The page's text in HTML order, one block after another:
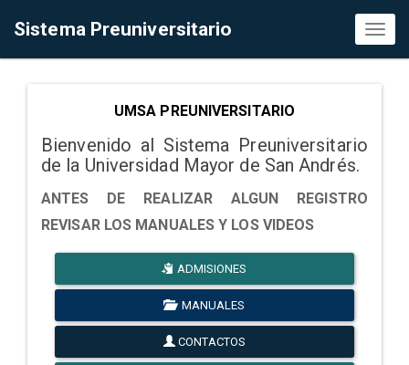
Sistema Preuniversitario
UMSA PREUNIVERSITARIO
Bienvenido al Sistema Preuniversitario
de la Universidad Mayor de San Andrés.
ANTES DE REALIZAR ALGUN REGISTRO
REVISAR LOS MANUALES Y LOS VIDEOS
ADMISIONES
MANUALES
CONTACTOS